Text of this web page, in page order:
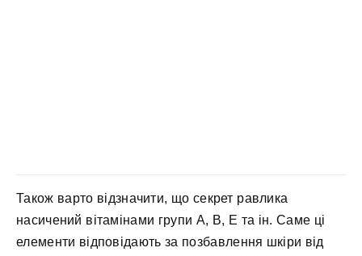
Також варто відзначити, що секрет равлика
насичений вітамінами групи А, В, Е та ін. Саме ці
елементи відповідають за позбавлення шкіри від